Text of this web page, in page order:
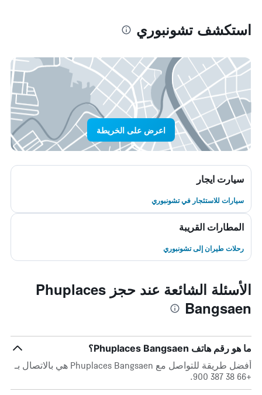
استكشف تشونبوري
اعرض على الخريطة
سيارت ايجار
سيارات للاستئجار في تشونبوري
المطارات القريبة
رحلات طيران إلى تشونبوري
الأسئلة الشائعة عند حجز Phuplaces
Bangsaen
ما هو رقم هاتف Phuplaces Bangsaen؟
أفضل طريقة للتواصل مع Phuplaces Bangsaen هي بالاتصال بـ
+66 38 387 900.